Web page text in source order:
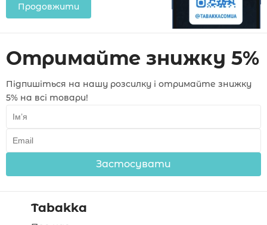
Продовжити
Отримайте знижку 5%
Підпишіться на нашу розсилку і отримайте знижку
5% на всі товари!
Застосувати
Tabakka